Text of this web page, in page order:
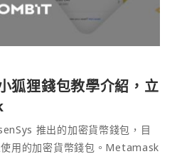
狸錢包教學介紹，立
推出的加密貨幣錢包，目
用的加密貨幣錢包。Metamask